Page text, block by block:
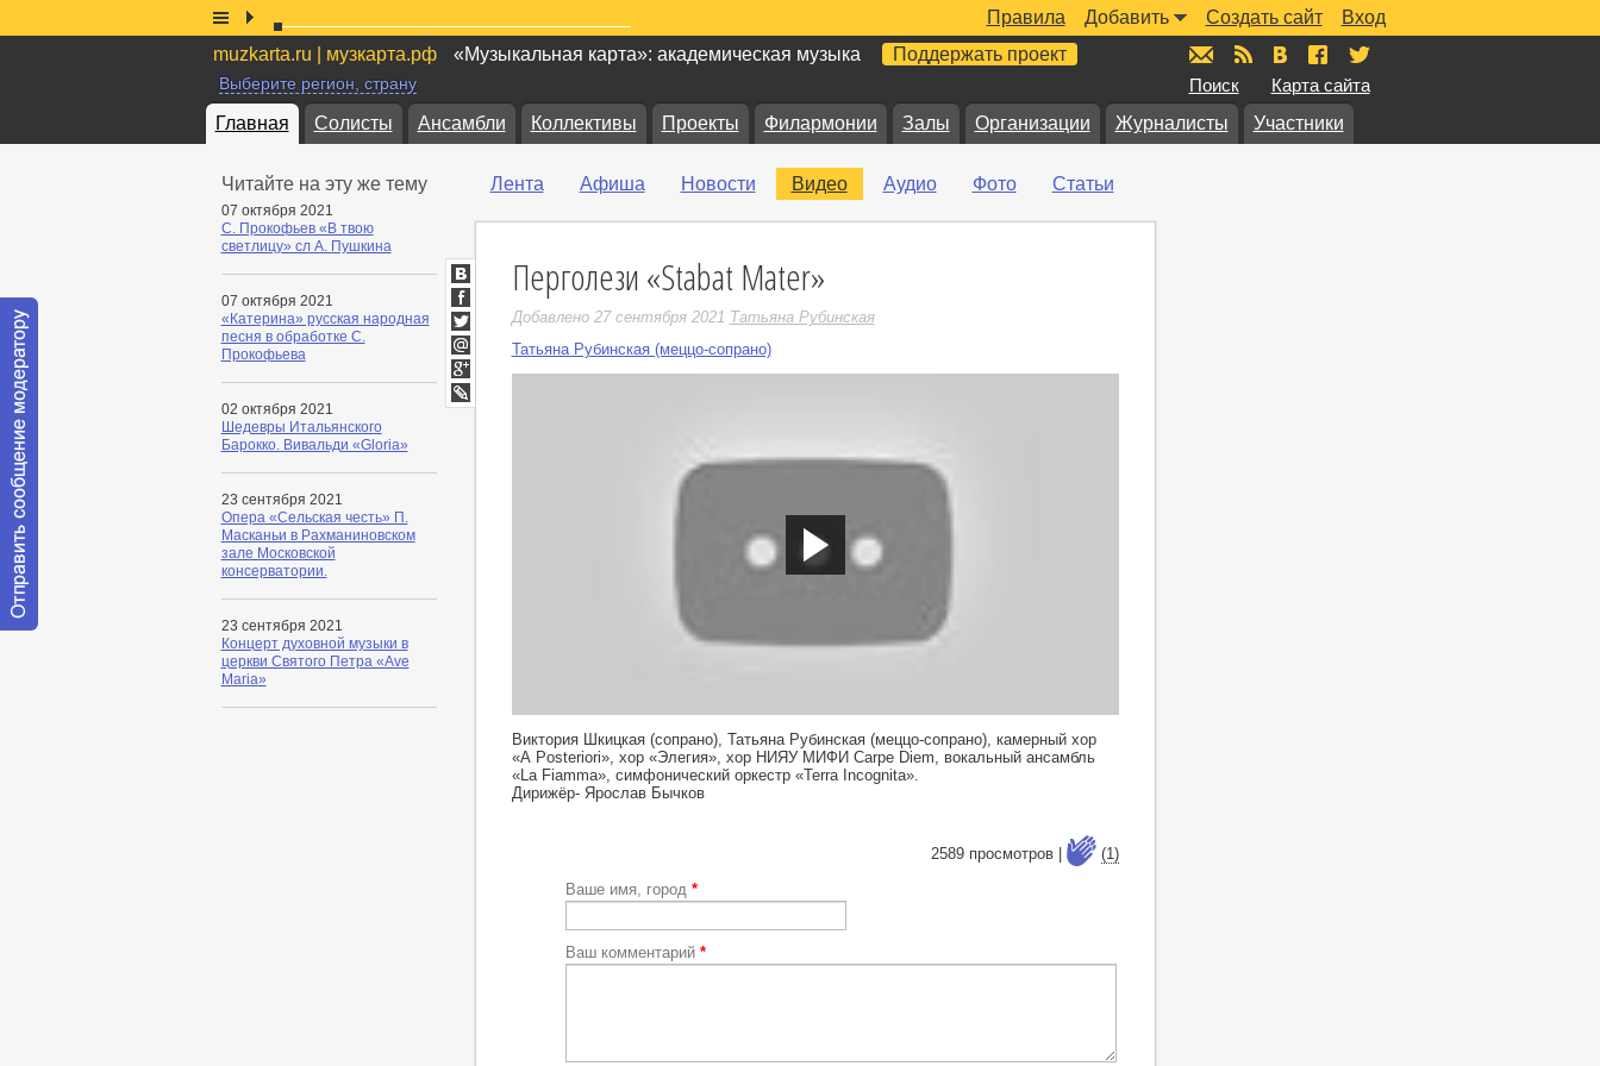
Вход
Создать сайт
Добавить
Правила
muzkarta.ru | музкарта.рф
«Музыкальная карта»: академическая музыка Поддержать проект
Выберите регион, страну Поиск Карта сайта
Главная Солисты Ансамбли Коллективы Проекты Филармонии Залы Организации Журналисты Участники
Читайте на эту же тему
07 октября 2021
С. Прокофьев «В твою
светлицу» сл А. Пушкина
07 октября 2021
«Катерина» русская народная
песня в обработке С.
Прокофьева
02 октября 2021
Шедевры Итальянского
Барокко. Вивальди «Gloria»
23 сентября 2021
Опера «Сельская честь» П.
Масканьи в Рахманиновском
зале Московской
консерватории.
23 сентября 2021
Концерт духовной музыки в
церкви Святого Петра «Ave
Maria»
Лента Афиша Новости Видео Аудио Фото Статьи
Перголези «Stabat Мater»
Добавлено 27 сентября 2021 Татьяна Рубинская
Татьяна Рубинская (меццо-сопрано)
Виктория Шкицкая (сопрано), Татьяна Рубинская (меццо-сопрано), камерный хор
«A Posteriori», хор «Элегия», хор НИЯУ МИФИ Carpe Diem, вокальный ансамбль
«La Fiamma», симфонический оркестр «Terra Incognita».
Дирижёр- Ярослав Бычков
ВКонтакте
Facebook
Twitter
Мой
Мир
Google+
LiveJournal
2589 просмотров |
(1)
Ваше имя, город *
Ваш комментарий *